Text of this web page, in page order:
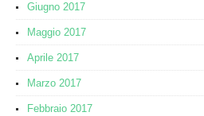
Giugno 2017
Maggio 2017
Aprile 2017
Marzo 2017
Febbraio 2017